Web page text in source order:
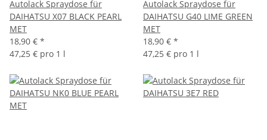
Autolack Spraydose für
DAIHATSU X07 BLACK PEARL
MET
18,90 € *
47,25 € pro 1 l
Autolack Spraydose für
DAIHATSU G40 LIME GREEN
MET
18,90 € *
47,25 € pro 1 l